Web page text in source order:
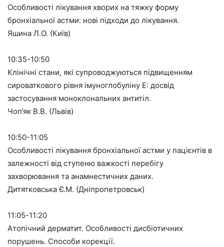
Особливості лікування хворих на тяжку форму
бронхіальної астми: нові підходи до лікування.
Яшина Л.О. (Київ)
10:35-10:50
Клінічні стани, які супроводжуються підвищенням
сироваткового рівня імуноглобуліну Е: досвід
застосування моноклональних антитіл.
Чоп’як В.В. (Львів)
10:50-11:05
Особливості лікування бронхіальної астми у пацієнтів в
залежності від ступеню важкості перебігу
захворювання та анамнестичних даних.
Дитятковська Є.М. (Дніпропетровськ)
11:05-11:20
Атопічний дерматит. Особливості дисбіотичних
порушень. Способи корекції.